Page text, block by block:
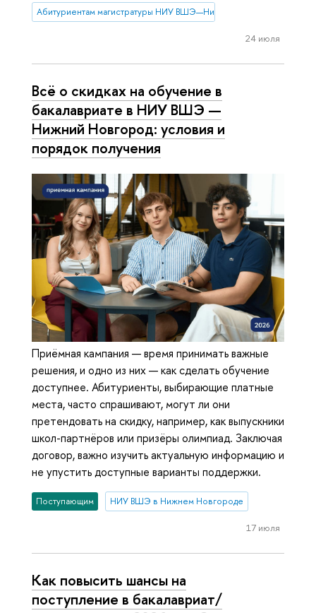
Абитуриентам магистратуры НИУ ВШЭ—Нижний Новгород
24 июля
Всё о скидках на обучение в
бакалавриате в НИУ ВШЭ —
Нижний Новгород: условия и
порядок получения
Приёмная кампания — время принимать важные
решения, и одно из них — как сделать обучение
доступнее. Абитуриенты, выбирающие платные
места, часто спрашивают, могут ли они
претендовать на скидку, например, как выпускники
школ-партнёров или призёры олимпиад. Заключая
договор, важно изучить актуальную информацию и
не упустить доступные варианты поддержки.
Поступающим НИУ ВШЭ в Нижнем Новгороде
17 июля
Как повысить шансы на
поступление в бакалавриат/